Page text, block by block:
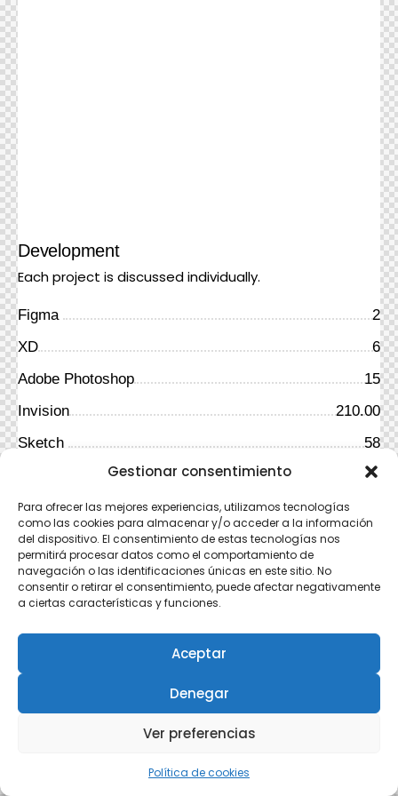
Gestionar consentimiento
Para ofrecer las mejores experiencias, utilizamos tecnologías
como las cookies para almacenar y/o acceder a la información
del dispositivo. El consentimiento de estas tecnologías nos
permitirá procesar datos como el comportamiento de
navegación o las identificaciones únicas en este sitio. No
consentir o retirar el consentimiento, puede afectar negativamente
a ciertas características y funciones.
Aceptar
Denegar
Ver preferencias
Política de cookies
Development
Each project is discussed individually.
Figma
2
XD
6
Adobe Photoshop
15
Invision
210.00
Sketch
58
FramerX
About Us